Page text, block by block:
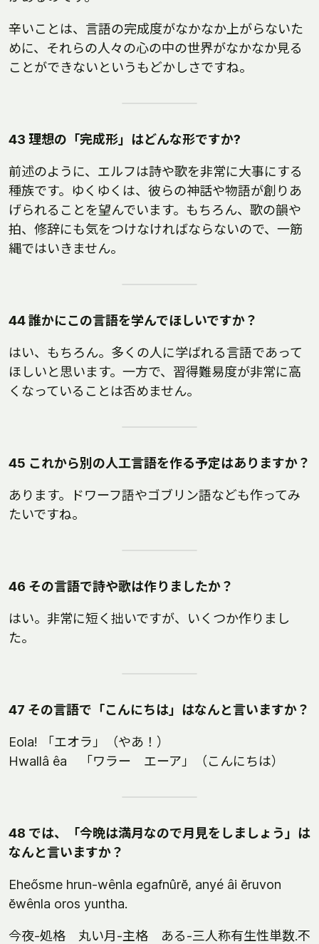
辛いことは、言語の完成度がなかなか上がらないた
めに、それらの人々の心の中の世界がなかなか見る
ことができないというもどかしさですね。
43 理想の「完成形」はどんな形ですか?
前述のように、エルフは詩や歌を非常に大事にする
種族です。ゆくゆくは、彼らの神話や物語が創りあ
げられることを望んでいます。もちろん、歌の韻や
拍、修辞にも気をつけなければならないので、一筋
縄ではいきません。
44 誰かにこの言語を学んでほしいですか？
はい、もちろん。多くの人に学ばれる言語であって
ほしいと思います。一方で、習得難易度が非常に高
くなっていることは否めません。
45 これから別の人工言語を作る予定はありますか？
あります。ドワーフ語やゴブリン語なども作ってみ
たいですね。
46 その言語で詩や歌は作りましたか？
はい。非常に短く拙いですが、いくつか作りまし
た。
47 その言語で「こんにちは」はなんと言いますか？
Eola! 「エオラ」（やあ！）
Hwallâ êa 「ワラー エーア」（こんにちは）
48 では、「今晩は満月なので月見をしましょう」は
なんと言いますか？
Eheősme hrun-wênla egafnûrĕ, anyé âi ĕruvon
ĕwênla oros yuntha.
今夜-処格 丸い月-主格 ある-三人称有生性単数.不